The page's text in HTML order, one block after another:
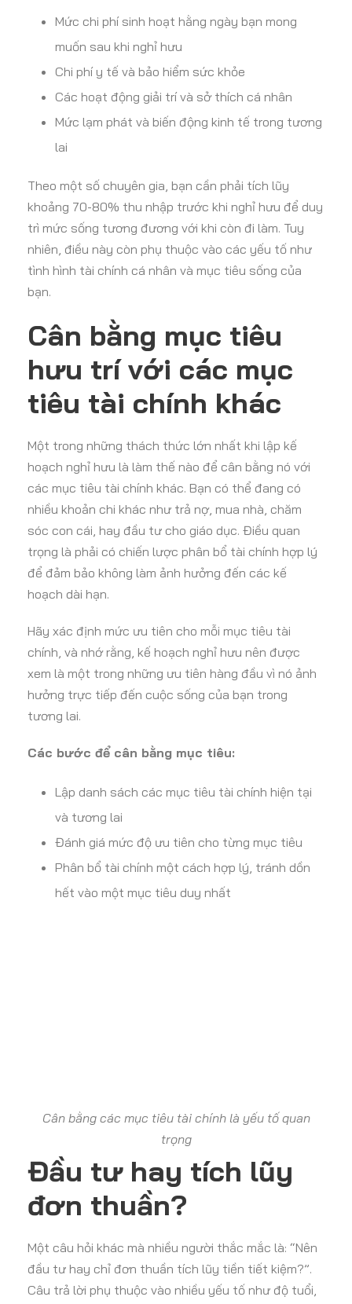
Mức chi phí sinh hoạt hằng ngày bạn mong
muốn sau khi nghỉ hưu
Chi phí y tế và bảo hiểm sức khỏe
Các hoạt động giải trí và sở thích cá nhân
Mức lạm phát và biến động kinh tế trong tương
lai
Theo một số chuyên gia, bạn cần phải tích lũy
khoảng 70-80% thu nhập trước khi nghỉ hưu để duy
trì mức sống tương đương với khi còn đi làm. Tuy
nhiên, điều này còn phụ thuộc vào các yếu tố như
tình hình tài chính cá nhân và mục tiêu sống của
bạn.
Cân bằng mục tiêu
hưu trí với các mục
tiêu tài chính khác
Một trong những thách thức lớn nhất khi lập kế
hoạch nghỉ hưu là làm thế nào để cân bằng nó với
các mục tiêu tài chính khác. Bạn có thể đang có
nhiều khoản chi khác như trả nợ, mua nhà, chăm
sóc con cái, hay đầu tư cho giáo dục. Điều quan
trọng là phải có chiến lược phân bổ tài chính hợp lý
để đảm bảo không làm ảnh hưởng đến các kế
hoạch dài hạn.
Hãy xác định mức ưu tiên cho mỗi mục tiêu tài
chính, và nhớ rằng, kế hoạch nghỉ hưu nên được
xem là một trong những ưu tiên hàng đầu vì nó ảnh
hưởng trực tiếp đến cuộc sống của bạn trong
tương lai.
Các bước để cân bằng mục tiêu:
Lập danh sách các mục tiêu tài chính hiện tại
và tương lai
Đánh giá mức độ ưu tiên cho từng mục tiêu
Phân bổ tài chính một cách hợp lý, tránh dồn
hết vào một mục tiêu duy nhất
Cân bằng các mục tiêu tài chính là yếu tố quan
trọng
Đầu tư hay tích lũy
đơn thuần?
Một câu hỏi khác mà nhiều người thắc mắc là: “Nên
đầu tư hay chỉ đơn thuần tích lũy tiền tiết kiệm?”.
Câu trả lời phụ thuộc vào nhiều yếu tố như độ tuổi,